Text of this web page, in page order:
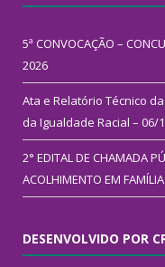
5ª CONVOCAÇÃO –
2026
Ata e Relatório Técnico
da Igualdade Racial – 06/
2° EDITAL DE CHAMADA
ACOLHIMENTO EM
DESENVOLVIDO POR